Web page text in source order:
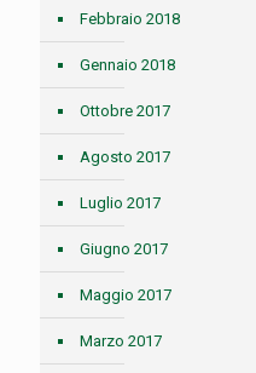
Febbraio 2018
Gennaio 2018
Ottobre 2017
Agosto 2017
Luglio 2017
Giugno 2017
Maggio 2017
Marzo 2017